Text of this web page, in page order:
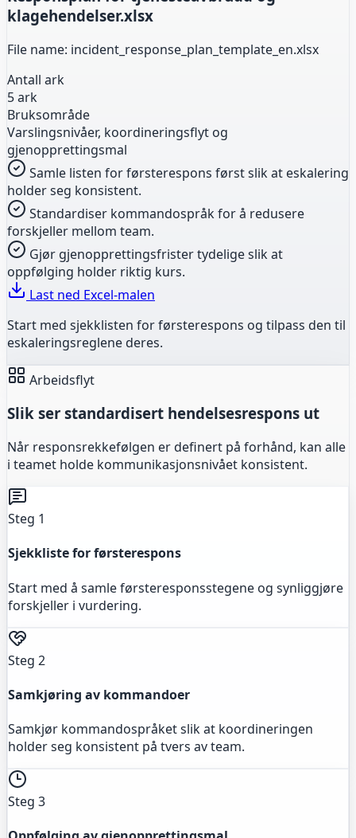
klagehendelser.xlsx
File name: incident_response_plan_template_en.xlsx
Antall ark
5 ark
Bruksområde
Varslingsnivåer, koordineringsflyt og
gjenopprettingsmal
Samle listen for førsterespons først slik at eskalering
holder seg konsistent.
Standardiser kommandospråk for å redusere
forskjeller mellom team.
Gjør gjenopprettingsfrister tydelige slik at
oppfølging holder riktig kurs.
Last ned Excel-malen
Start med sjekklisten for førsterespons og tilpass den til
eskaleringsreglene deres.
Arbeidsflyt
Slik ser standardisert hendelsesrespons ut
Når responsrekkefølgen er definert på forhånd, kan alle
i teamet holde kommunikasjonsnivået konsistent.
Steg 1
Sjekkliste for førsterespons
Start med å samle førsteresponsstegene og synliggjøre
forskjeller i vurdering.
Steg 2
Samkjøring av kommandoer
Samkjør kommandospråket slik at koordineringen
holder seg konsistent på tvers av team.
Steg 3